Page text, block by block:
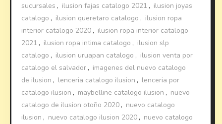
sucursales , ilusion fajas catalogo 2021 , ilusion joyas
catalogo , ilusion queretaro catalogo , ilusion ropa
interior catalogo 2020 , ilusion ropa interior catalogo
2021 , ilusion ropa intima catalogo , ilusion slp
catalogo , ilusion uruapan catalogo , ilusion venta por
catalogo el salvador , imagenes del nuevo catalogo
de ilusion , lenceria catalogo ilusion , lenceria por
catalogo ilusion , maybelline catalogo ilusion , nuevo
catalogo de ilusion otoño 2020 , nuevo catalogo
ilusion , nuevo catalogo ilusion 2020 , nuevo catalogo